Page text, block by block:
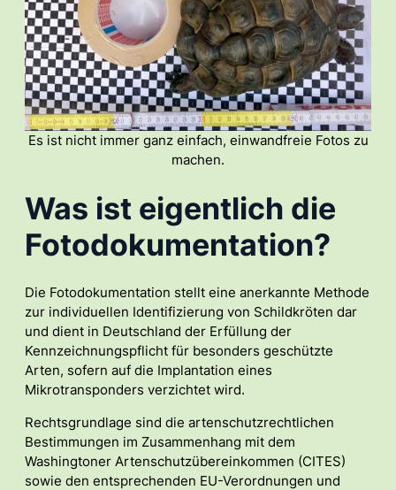
Es ist nicht immer ganz einfach, einwandfreie Fotos zu
machen.
Was ist eigentlich die
Fotodokumentation?
Die Fotodokumentation stellt eine anerkannte Methode
zur individuellen Identifizierung von Schildkröten dar
und dient in Deutschland der Erfüllung der
Kennzeichnungspflicht für besonders geschützte
Arten, sofern auf die Implantation eines
Mikrotransponders verzichtet wird.
Rechtsgrundlage sind die artenschutzrechtlichen
Bestimmungen im Zusammenhang mit dem
Washingtoner Artenschutzübereinkommen (CITES)
sowie den entsprechenden EU-Verordnungen und